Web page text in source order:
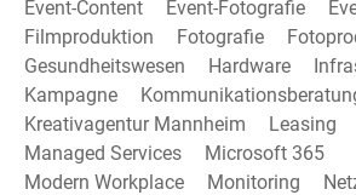
Event-Content
Event-Fotografie
Filmproduktion
Fotografie
Gesundheitswesen
Hardware
Kampagne
Kreativagentur Mannheim
Leasing
Managed Services
Microsoft 365
Modern Workplace
Monitoring